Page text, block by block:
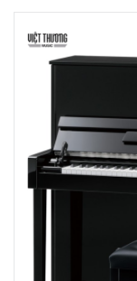
Việt Thương Music -
180B Võ Thị Sáu,
Việt Thương
102Q Đường An
Minh
Việt Thương Music
49E Phan Đăng Lưu,
Chí Minh
11 Đường số 3, Khu
Quận Gò Vấp, Hồ Chí